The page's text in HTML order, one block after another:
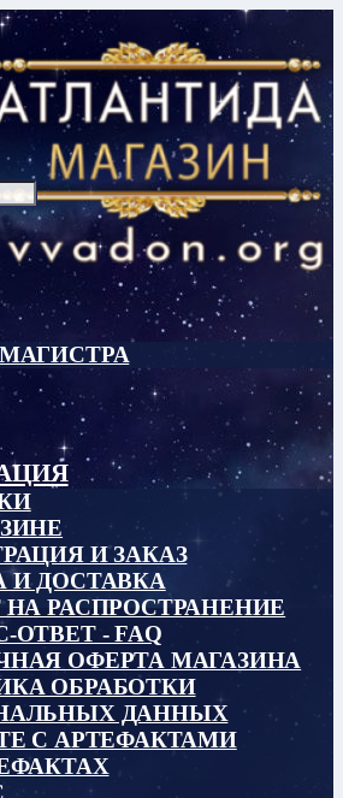
И ЗАКАЗ
И ДОСТАВКА
НА РАСПРОСТРАНЕНИЕ
ОТВЕТ - FAQ
ОФЕРТА МАГАЗИНА
ОБРАБОТКИ
ДАННЫХ
С АРТЕФАКТАМИ